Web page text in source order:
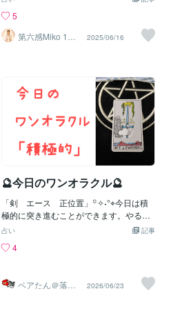
く、自分の未来を自分で選び取る力を信
じる行動だからです🌈🌟。考えすぎる自
分も大切に 🌸💌「また考えすぎちゃっ
せんか？😞💔でも、考えすぎる自分も、
あなた自身の一部。大切に受け入れてあ
げましょう🤗💞。考えすぎるのは、あな
たが真剣に物事と向き合っている証拠で
す✨👏。だからこそ、そのエネルギーを
少し方向転換して、不安や恐れではな
く、「素敵な未来」を想像することに使
ってみてください🌟🎨。素敵な未来を描
こう 🌟🌼未来を考えるとき、つい「うま
すよね。でも、ちょっと待ってくださ
い。それって実は、スピリチュアルな視
点から見ると「魂の強制サイン」かもし
ーの“ズレ”をリセットする「朝の呼吸」
エネルギーが乱れていると、肉体は必要
以上に疲れを感じます。朝の3分間、「吸
って、吐いて」の呼吸に意識を向けてみ
てください。ポイントは、“今の自分に戻
る”感覚。昨日のことも、未来の不安もい
ったん脇に置きましょう。② 無理に「元
気になろうとしない」スピリチュアル的
に見ると、“だるい自分”も今の必要な姿
んばらなきゃ」で無理やり元気を出そう
としないこと。「今日は休息のエネルギ
ーに包まれてる」と認めてあげること
が、結果的に早く癒しに繋がります。③
い」と感じるとき、私たちは本当は違う
方向に進みたいのに、逆を向いているこ
5
第六感Miko 1億
の投資詐欺で覚
2025/06/16
🔮今日のワンオラクル🔮
「剣 エース 正位置」꙳✧˖°⌖今日は積
極的に突き進むことができます。やる気
に満ち溢れる日です。何かを開拓する仕
業に吉の日です。また、アイデアの断捨
きたアイデアの中から選りすぐりのもの
を磨きましょう。光るアイデアになるは
記事
占い
4
ベアたん＠落書
きイラストレー
2026/06/23